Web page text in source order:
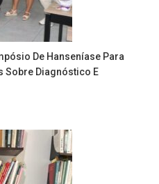
De Hanseníase Para
Sobre Diagnóstico E